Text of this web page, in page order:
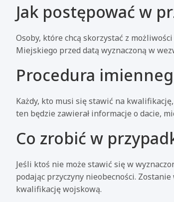
Jak postępować w
Osoby, które chcą skorzystać z
Miejskiego przed datą wyznaczoną w
Procedura
Każdy, kto musi się stawić na
ten będzie zawierał informacje o dacie,
Co zrobić w
Jeśli ktoś nie może stawić się w
podając przyczyny nieobecności.
kwalifikację wojskową.